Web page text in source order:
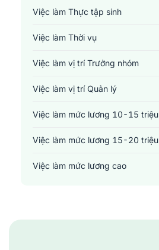
Việc làm Thực tập sinh
Việc làm Thời vụ
Việc làm vị trí Trưởng nhóm
Việc làm vị trí Quản lý
Việc làm mức lương 10-15 triệu
Việc làm mức lương 15-20 triệu
Việc làm mức lương cao